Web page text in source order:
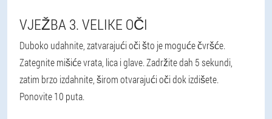
VJEŽBA 3. VELIKE OČI
Duboko udahnite, zatvarajući oči što je moguće čvršće.
Zategnite mišiće vrata, lica i glave. Zadržite dah 5 sekundi,
zatim brzo izdahnite, širom otvarajući oči dok izdišete.
Ponovite 10 puta.